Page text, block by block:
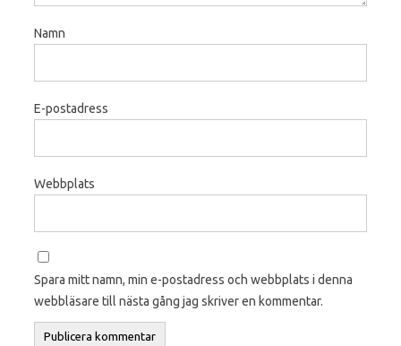
Namn
E-postadress
Webbplats
Spara mitt namn, min e-postadress och webbplats i denna
webbläsare till nästa gång jag skriver en kommentar.